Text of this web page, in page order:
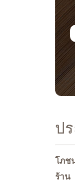
ป
โภช
ร้าน